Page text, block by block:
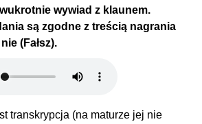
wywiad z klaunem.
są zgodne z treścią nagrania
(Fałsz).
transkrypcja (na maturze jej nie